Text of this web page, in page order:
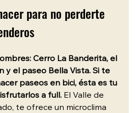
para no perderte
Cerro La Banderita, el
y el paseo Bella Vista. Si te
paseos en bici, ésta es tu
a full. El Valle de
te ofrece un microclima